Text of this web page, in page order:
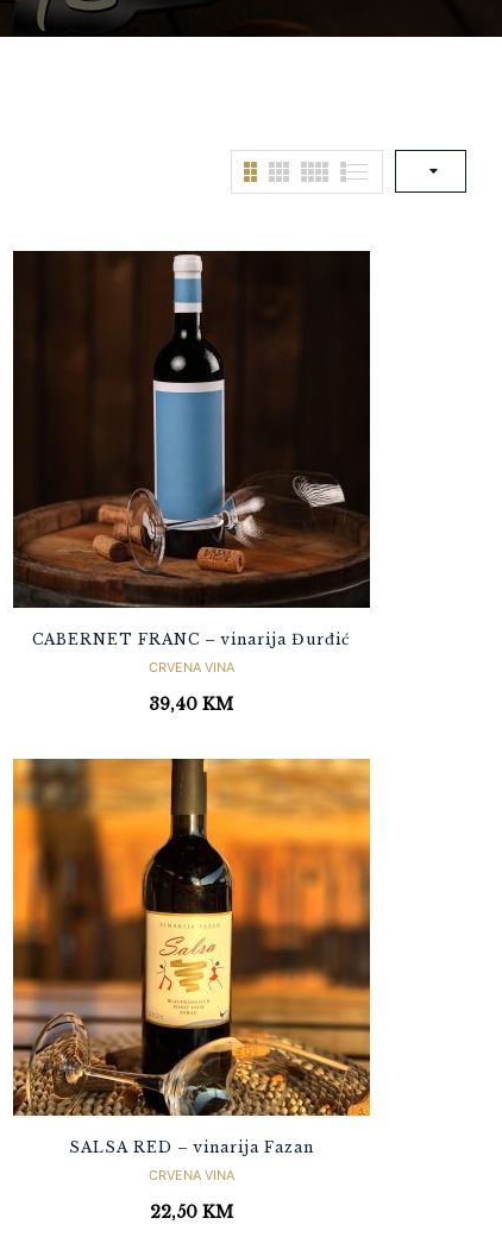
CABERNET FRANC – vinarija Đurđić
CRVENA VINA
39,40KM
SALSA RED – vinarija Fazan
CRVENA VINA
22,50 KM